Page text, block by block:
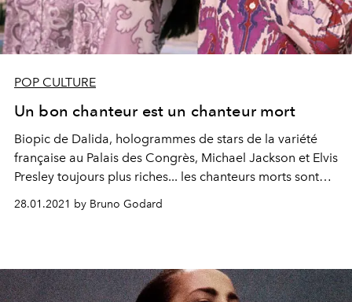
POP CULTURE
Un bon chanteur est un chanteur mort
Biopic de Dalida, hologrammes de stars de la variété
française au Palais des Congrès, Michael Jackson et Elvis
Presley toujours plus riches... les chanteurs morts sont
disques continuent-ils de faire fructifier ces poules aux
28.01.2021 by Bruno Godard